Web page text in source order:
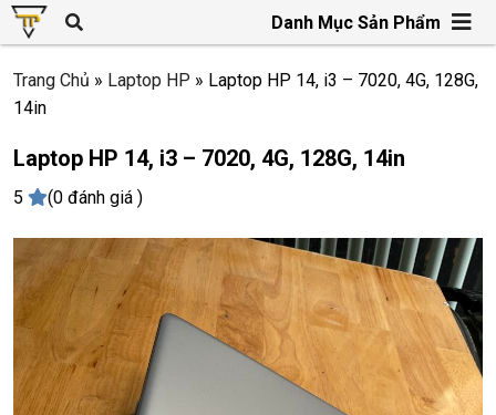
Danh Mục Sản Phẩm
Trang Chủ » Laptop HP » Laptop HP 14, i3 – 7020, 4G, 128G,
14in
Laptop HP 14, i3 – 7020, 4G, 128G, 14in
5 (0 đánh giá )